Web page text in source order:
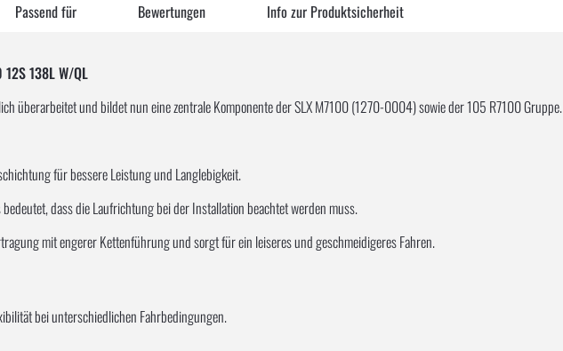
138L W/QL
überarbeitet und bildet nun eine zentrale Komponente der SLX M7100 (1270-0004) sowie der 105 R7100 Gruppe.
für bessere Leistung und Langlebigkeit.
dass die Laufrichtung bei der Installation beachtet werden muss.
mit engerer Kettenführung und sorgt für ein leiseres und geschmeidigeres Fahren.
bei unterschiedlichen Fahrbedingungen.
Passend für Bewertungen Info zur Produktsicherheit